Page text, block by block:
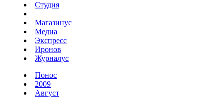
Студия
Магазинус
Медиа
Экспресс
Иронов
Журналус
Понос
2009
Август